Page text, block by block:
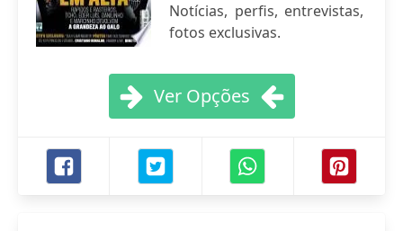
Notícias, perfis, entrevistas,
fotos exclusivas.
Ver Opções